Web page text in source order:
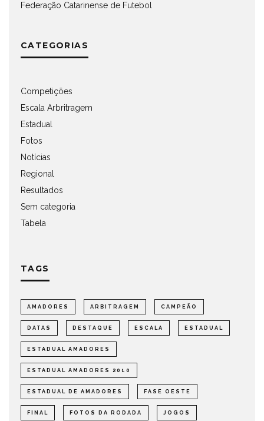
Federação Catarinense de Futebol
CATEGORIAS
Competições
Escala Arbritragem
Estadual
Fotos
Notícias
Regional
Resultados
Sem categoria
Tabela
TAGS
AMADORES ARBITRAGEM CAMPEÃO
DATAS DESTAQUE ESCALA ESTADUAL
ESTADUAL AMADORES
ESTADUAL AMADORES 2010
ESTADUAL DE AMADORES FASE OESTE
FINAL FOTOS DA RODADA JOGOS